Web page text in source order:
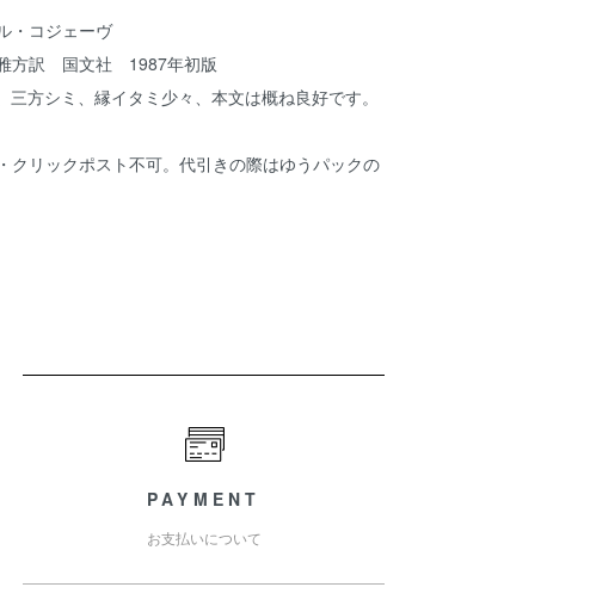
・コジェーヴ
雅方訳 国文社 1987年初版
三方シミ、縁イタミ少々、本文は概ね良好です。
クリックポスト不可。代引きの際はゆうパックの
PAYMENT
お支払いについて